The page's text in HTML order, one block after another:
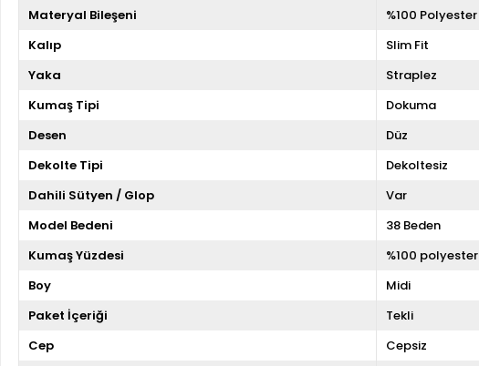
Materyal Bileşeni
%100 Polyester
Kalıp
Slim Fit
Yaka
Straplez
Kumaş Tipi
Dokuma
Desen
Düz
Dekolte Tipi
Dekoltesiz
Dahili Sütyen / Glop
Var
Model Bedeni
38 Beden
Kumaş Yüzdesi
%100 polyester
Boy
Midi
Paket İçeriği
Tekli
Cep
Cepsiz